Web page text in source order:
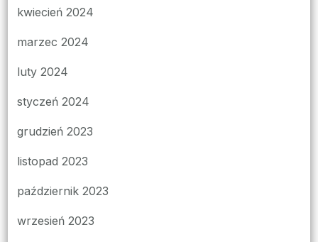
kwiecień 2024
marzec 2024
luty 2024
styczeń 2024
grudzień 2023
listopad 2023
październik 2023
wrzesień 2023